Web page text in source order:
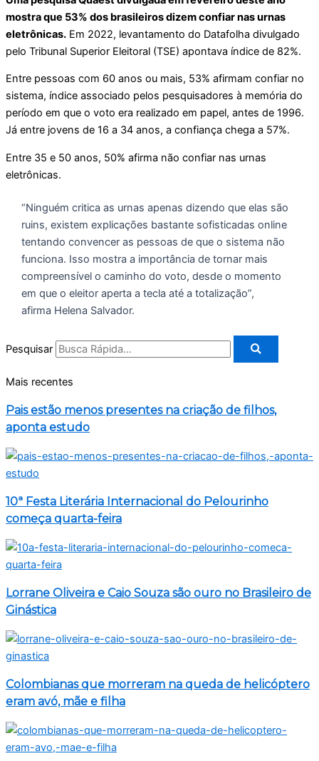
mostra que 53% dos brasileiros dizem confiar nas urnas
eletrônicas. Em 2022, levantamento do Datafolha divulgado
pelo Tribunal Superior Eleitoral (TSE) apontava índice de 82%.
Entre pessoas com 60 anos ou mais, 53% afirmam confiar no
sistema, índice associado pelos pesquisadores à memória do
período em que o voto era realizado em papel, antes de 1996.
Já entre jovens de 16 a 34 anos, a confiança chega a 57%.
Entre 35 e 50 anos, 50% afirma não confiar nas urnas
eletrônicas.
“Ninguém critica as urnas apenas dizendo que elas são
ruins, existem explicações bastante sofisticadas online
tentando convencer as pessoas de que o sistema não
funciona. Isso mostra a importância de tornar mais
compreensível o caminho do voto, desde o momento
em que o eleitor aperta a tecla até a totalização”,
afirma Helena Salvador.
Pesquisar
Mais recentes
Pais estão menos presentes na criação de filhos,
aponta estudo
10ª Festa Literária Internacional do Pelourinho
começa quarta-feira
Lorrane Oliveira e Caio Souza são ouro no Brasileiro de
Ginástica
Colombianas que morreram na queda de helicóptero
eram avó, mãe e filha